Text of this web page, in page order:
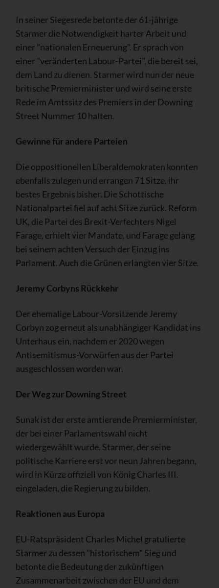
In seiner Siegesrede betonte der 61-jährige
Starmer die Notwendigkeit harter Arbeit und
einer "nationalen Erneuerung". Er sprach von
einer "veränderten Labour-Partei", die bereit sei,
dem Land zu dienen. Starmer wird nun der neue
britische Premierminister und wird seine erste
Rede im Amtssitz des Premiers in der Downing
Street Nummer 10 halten.
Gewinne für andere Parteien
Die oppositionellen Liberaldemokraten konnten
ebenfalls zulegen und errangen 71 Sitze, ihr
bestes Ergebnis bisher. Die Schottische
Nationalpartei fiel auf acht Sitze zurück. Reform
UK, die Partei des Brexit-Verfechters Nigel
Farage, erhielt vier Mandate, und Farage gelang
bei seinem achten Versuch der Einzug ins
Parlament. Auch die Grünen erlangten vier Sitze.
Jeremy Corbyns Rückkehr
Der ehemalige Labour-Vorsitzende Jeremy
Corbyn zog erneut als unabhängiger Kandidat ins
Unterhaus ein, nachdem er 2020 wegen
Antisemitismus-Vorwürfen aus der Partei
ausgeschlossen worden war.
Der Weg zur Downing Street
Sunak ist der erste amtierende Premierminister,
der bei einer Parlamentswahl nicht
wiedergewählt wurde. Starmer, der seine
politische Karriere erst vor neun Jahren begann,
wird in Kürze offiziell von König Charles III.
eingeladen, die Regierung zu bilden.
Reaktionen aus Europa
EU-Ratspräsident Charles Michel gratulierte
Starmer zu dessen "historischem" Sieg und
betonte die Bedeutung der zukünftigen
Zusammenarbeit zwischen der EU und dem